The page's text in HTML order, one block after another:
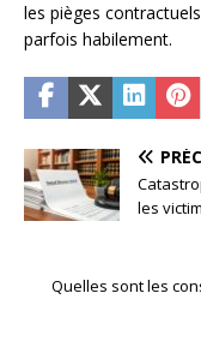
les pièges
parfois habilement.
les
Quelles sont les